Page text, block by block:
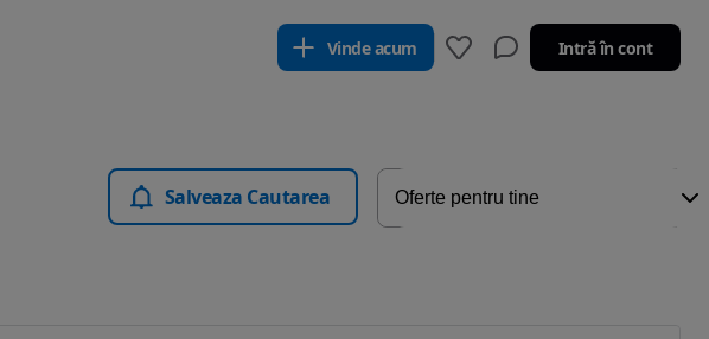
Vinde acum Intră în cont
Salveaza Cautarea